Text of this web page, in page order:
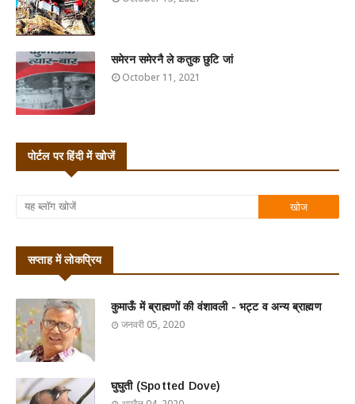
समेरन समेरनै ले कतुक छुटि जां
October 11, 2021
पोर्टल पर हिंदी में खोजें
सप्ताह में लोकप्रिय
कुमाऊँ में ब्राह्मणों की वंशावली - भट्ट व अन्य ब्राह्मण
जनवरी 05, 2020
घुघुती (Spotted Dove)